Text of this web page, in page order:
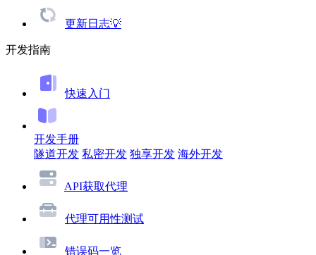
更新日志💡
开发指南
快速入门
开发手册
隧道开发 私密开发 独享开发 海外开发
API获取代理
代理可用性测试
错误码一览